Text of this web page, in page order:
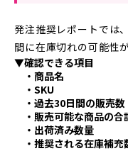
発注推奨レポートでは
間に在庫切れの可能性
▼確認できる項目
・商品名
・SKU
・過去30日間の販売数
・販売可能な商品の合
・出荷済み数量
・推奨される在庫補